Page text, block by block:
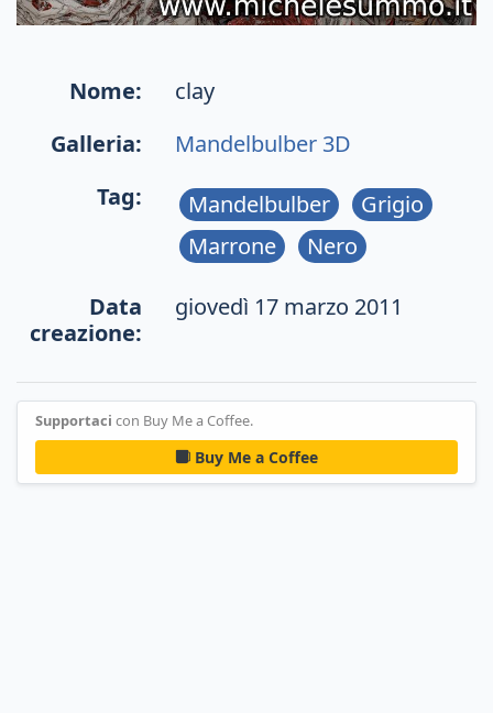
Nome:
clay
Galleria:
Mandelbulber 3D
Tag:
Mandelbulber
Grigio
Marrone
Nero
Data
creazione:
giovedì 17 marzo 2011
Supportaci con Buy Me a Coffee.
Buy Me a Coffee